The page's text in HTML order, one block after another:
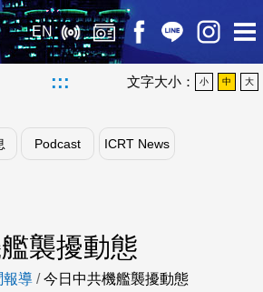
EN
::: 文字大小： 小 中 大
Podcast ICRT News
襲擾動態
報導 /今日中共機艦襲擾動態